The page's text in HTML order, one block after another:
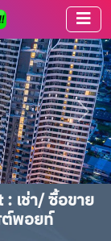
เช่า/ ซื้อขาย
ต์พอยท์